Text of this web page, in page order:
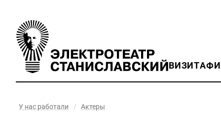
ВИЗИТ
У нас работали / Актеры